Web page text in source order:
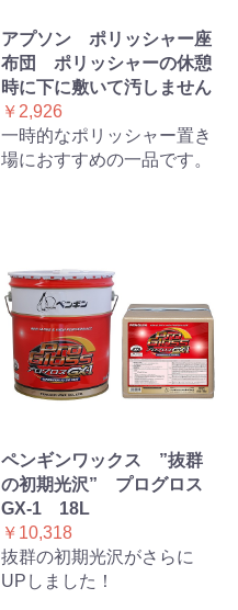
アプソン ポリッシャー座
布団 ポリッシャーの休憩
時に下に敷いて汚しません
￥2,926
一時的なポリッシャー置き
場におすすめの一品です。
ペンギンワックス ”抜群
の初期光沢” プログロス
GX-1 18L
￥10,318
抜群の初期光沢がさらに
UPしました！